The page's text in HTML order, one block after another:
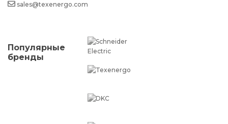
sales@texenergo.com
Популярные
бренды